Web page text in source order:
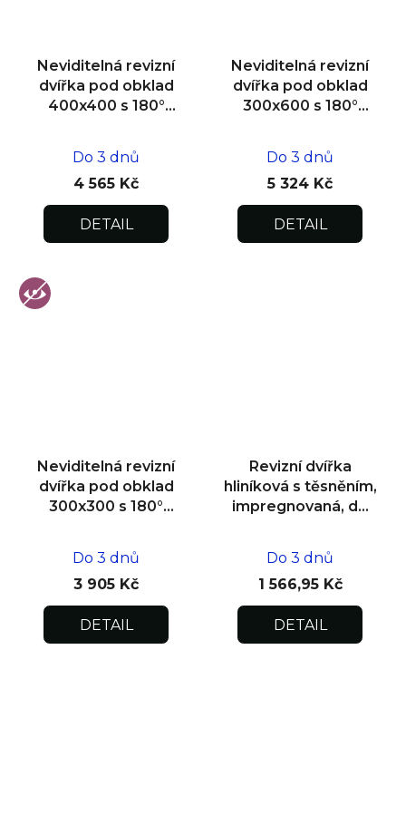
Neviditelná revizní
dvířka pod obklad
400x400 s 180°
Do 3 dnů
4 565 Kč
DETAIL
Neviditelná revizní
dvířka pod obklad
300x600 s 180°
Do 3 dnů
5 324 Kč
DETAIL
Neviditelná revizní
dvířka pod obklad
300x300 s 180°
Do 3 dnů
3 905 Kč
DETAIL
Revizní dvířka
hliníková s těsněním,
impregnovaná, do
Do 3 dnů
1 566,95 Kč
DETAIL